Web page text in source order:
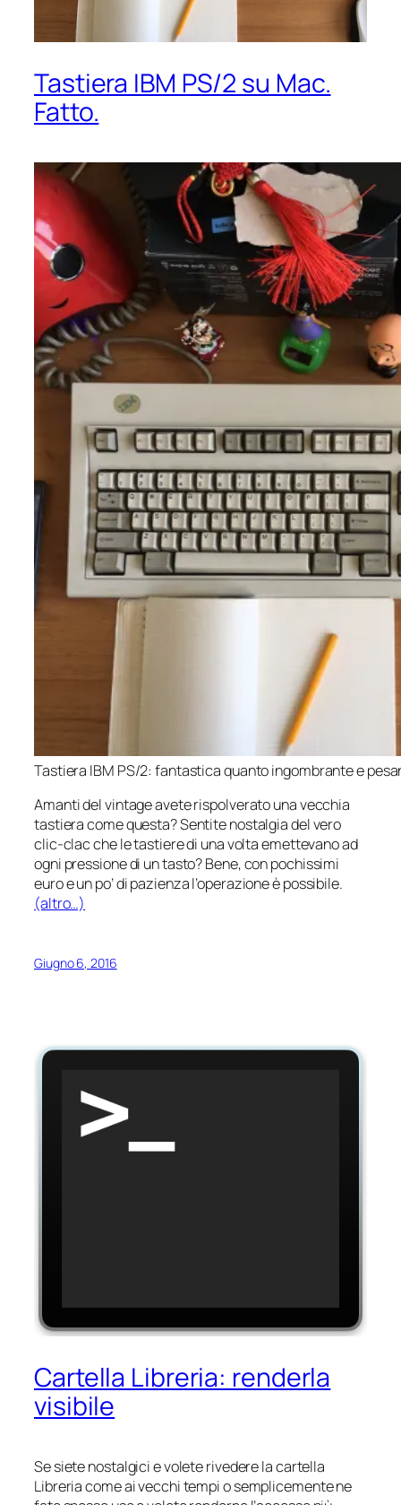
Tastiera IBM PS/2 su Mac.
Fatto.
Tastiera IBM PS/2: fantastica quanto ingombrante e
Amanti del vintage avete rispolverato una vecchia
tastiera come questa? Sentite nostalgia del vero
clic-clac che le tastiere di una volta emettevano ad
ogni pressione di un tasto? Bene, con pochissimi
euro e un po’ di pazienza l’operazione è possibile.
(altro…)
Giugno 6, 2016
Cartella Libreria: renderla
visibile
Se siete nostalgici e volete rivedere la cartella
Libreria come ai vecchi tempi o semplicemente ne